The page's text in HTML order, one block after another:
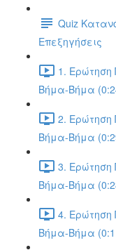
Quiz
Επεξηγήσεις
1. Ερώτηση
Βήμα-Βήμα
2. Ερώτηση
Βήμα-Βήμα
3. Ερώτηση
Βήμα-Βήμα
4. Ερώτηση
Βήμα-Βήμα